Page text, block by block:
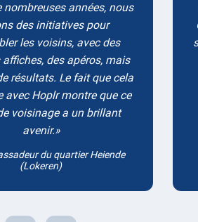
nombreuses années, nous
des initiatives pour
les voisins, avec des
affiches, des apéros, mais
résultats. Le fait que cela
avec Hoplr montre que ce
voisinage a un brillant
avenir.
du quartier Heiende
(Lokeren)